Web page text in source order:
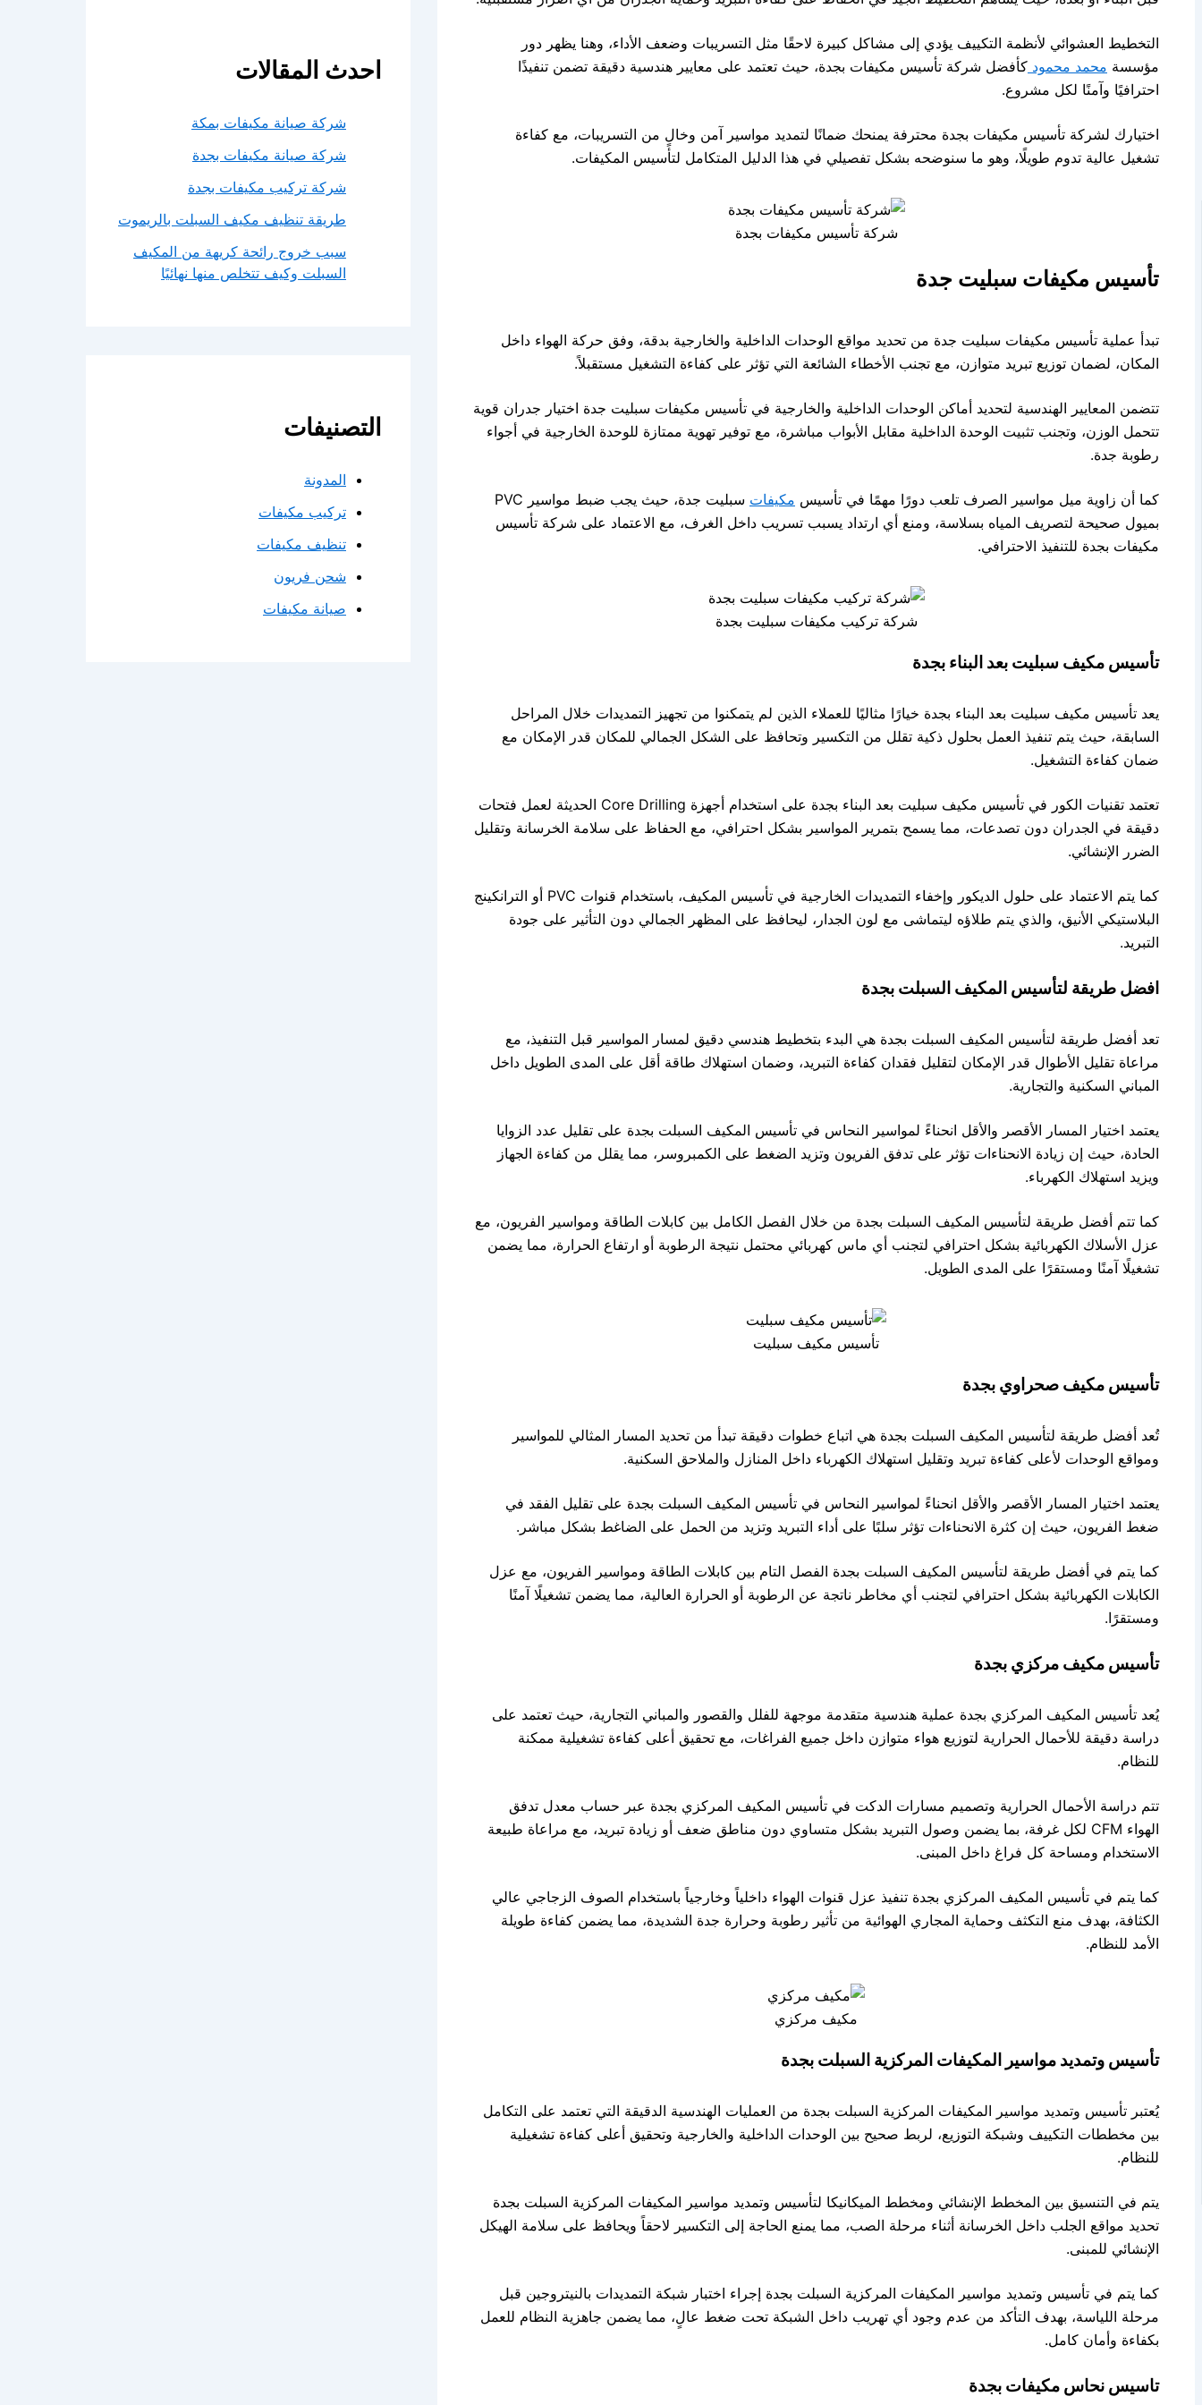
التخطيط العشوائي لأنظمة التكييف يؤدي إلى مشاكل كبيرة لاحقًا مثل التسريبات وضعف الأداء، وهنا يظهر دور
مؤسسة محمد محمود كأفضل شركة تأسيس مكيفات بجدة، حيث تعتمد على معايير هندسية دقيقة تضمن تنفيذًا
احترافيًا وآمنًا لكل مشروع.
اختيارك لشركة تأسيس مكيفات بجدة محترفة يمنحك ضمانًا لتمديد مواسير آمن وخالٍ من التسريبات، مع كفاءة
تشغيل عالية تدوم طويلًا، وهو ما سنوضحه بشكل تفصيلي في هذا الدليل المتكامل لتأسيس المكيفات.
شركة تأسيس مكيفات بجدة
تأسيس مكيفات سبليت جدة
تبدأ عملية تأسيس مكيفات سبليت جدة من تحديد مواقع الوحدات الداخلية والخارجية بدقة، وفق حركة الهواء داخل
المكان، لضمان توزيع تبريد متوازن، مع تجنب الأخطاء الشائعة التي تؤثر على كفاءة التشغيل مستقبلاً.
تتضمن المعايير الهندسية لتحديد أماكن الوحدات الداخلية والخارجية في تأسيس مكيفات سبليت جدة اختيار جدران قوية
تتحمل الوزن، وتجنب تثبيت الوحدة الداخلية مقابل الأبواب مباشرة، مع توفير تهوية ممتازة للوحدة الخارجية في أجواء
رطوبة جدة.
كما أن زاوية ميل مواسير الصرف تلعب دورًا مهمًا في تأسيس مكيفات
سبليت جدة، حيث يجب ضبط مواسير PVC
بميول صحيحة لتصريف المياه بسلاسة، ومنع أي ارتداد يسبب تسريب داخل الغرف، مع الاعتماد على شركة تأسيس
مكيفات بجدة للتنفيذ الاحترافي.
شركة تركيب مكيفات سبليت بجدة
تأسيس مكيف سبليت بعد البناء بجدة
يعد تأسيس مكيف سبليت بعد البناء بجدة خيارًا مثاليًا للعملاء الذين لم يتمكنوا من تجهيز التمديدات خلال المراحل
السابقة، حيث يتم تنفيذ العمل بحلول ذكية تقلل من التكسير وتحافظ على الشكل الجمالي للمكان قدر الإمكان مع
ضمان كفاءة التشغيل.
تعتمد تقنيات الكور في تأسيس مكيف سبليت بعد البناء بجدة على استخدام أجهزة Core Drilling الحديثة لعمل فتحات
دقيقة في الجدران دون تصدعات، مما يسمح بتمرير المواسير بشكل احترافي، مع الحفاظ على سلامة الخرسانة وتقليل
الضرر الإنشائي.
كما يتم الاعتماد على حلول الديكور وإخفاء التمديدات الخارجية في تأسيس المكيف، باستخدام قنوات PVC أو الترانكينج
البلاستيكي الأنيق، والذي يتم طلاؤه ليتماشى مع لون الجدار، ليحافظ على المظهر الجمالي دون التأثير على جودة
التبريد.
افضل طريقة لتأسيس المكيف السبلت بجدة
تعد أفضل طريقة لتأسيس المكيف السبلت بجدة هي البدء بتخطيط هندسي دقيق لمسار المواسير قبل التنفيذ، مع
مراعاة تقليل الأطوال قدر الإمكان لتقليل فقدان كفاءة التبريد، وضمان استهلاك طاقة أقل على المدى الطويل داخل
المباني السكنية والتجارية.
يعتمد اختيار المسار الأقصر والأقل انحناءً لمواسير النحاس في تأسيس المكيف السبلت بجدة على تقليل عدد الزوايا
الحادة، حيث إن زيادة الانحناءات تؤثر على تدفق الفريون وتزيد الضغط على الكمبروسر، مما يقلل من كفاءة الجهاز
ويزيد استهلاك الكهرباء.
كما تتم أفضل طريقة لتأسيس المكيف السبلت بجدة من خلال الفصل الكامل بين كابلات الطاقة ومواسير الفريون، مع
عزل الأسلاك الكهربائية بشكل احترافي لتجنب أي ماس كهربائي محتمل نتيجة الرطوبة أو ارتفاع الحرارة، مما يضمن
تشغيلًا آمنًا ومستقرًا على المدى الطويل.
تأسيس مكيف سبليت
تأسيس مكيف صحراوي بجدة
تُعد أفضل طريقة لتأسيس المكيف السبلت بجدة هي اتباع خطوات دقيقة تبدأ من تحديد المسار المثالي للمواسير
ومواقع الوحدات لأعلى كفاءة تبريد وتقليل استهلاك الكهرباء داخل المنازل والملاحق السكنية.
يعتمد اختيار المسار الأقصر والأقل انحناءً لمواسير النحاس في تأسيس المكيف السبلت بجدة على تقليل الفقد في
ضغط الفريون، حيث إن كثرة الانحناءات تؤثر سلبًا على أداء التبريد وتزيد من الحمل على الضاغط بشكل مباشر.
كما يتم في أفضل طريقة لتأسيس المكيف السبلت بجدة الفصل التام بين كابلات الطاقة ومواسير الفريون، مع عزل
الكابلات الكهربائية بشكل احترافي لتجنب أي مخاطر ناتجة عن الرطوبة أو الحرارة العالية، مما يضمن تشغيلًا آمنًا
ومستقرًا.
تأسيس مكيف مركزي بجدة
يُعد تأسيس المكيف المركزي بجدة عملية هندسية متقدمة موجهة للفلل والقصور والمباني التجارية، حيث تعتمد على
دراسة دقيقة للأحمال الحرارية لتوزيع هواء متوازن داخل جميع الفراغات، مع تحقيق أعلى كفاءة تشغيلية ممكنة
للنظام.
تتم دراسة الأحمال الحرارية وتصميم مسارات الدكت في تأسيس المكيف المركزي بجدة عبر حساب معدل تدفق
الهواء CFM لكل غرفة، بما يضمن وصول التبريد بشكل متساوي دون مناطق ضعف أو زيادة تبريد، مع مراعاة طبيعة
الاستخدام ومساحة كل فراغ داخل المبنى.
كما يتم في تأسيس المكيف المركزي بجدة تنفيذ عزل قنوات الهواء داخلياً وخارجياً باستخدام الصوف الزجاجي عالي
الكثافة، بهدف منع التكثف وحماية المجاري الهوائية من تأثير رطوبة وحرارة جدة الشديدة، مما يضمن كفاءة طويلة
الأمد للنظام.
مكيف مركزي
تأسيس وتمديد مواسير المكيفات المركزية السبلت بجدة
يُعتبر تأسيس وتمديد مواسير المكيفات المركزية السبلت بجدة من العمليات الهندسية الدقيقة التي تعتمد على التكامل
بين مخططات التكييف وشبكة التوزيع، لربط صحيح بين الوحدات الداخلية والخارجية وتحقيق أعلى كفاءة تشغيلية
للنظام.
يتم في التنسيق بين المخطط الإنشائي ومخطط الميكانيكا لتأسيس وتمديد مواسير المكيفات المركزية السبلت بجدة
تحديد مواقع الجلب داخل الخرسانة أثناء مرحلة الصب، مما يمنع الحاجة إلى التكسير لاحقاً ويحافظ على سلامة الهيكل
الإنشائي للمبنى.
كما يتم في تأسيس وتمديد مواسير المكيفات المركزية السبلت بجدة إجراء اختبار شبكة التمديدات بالنيتروجين قبل
مرحلة اللياسة، بهدف التأكد من عدم وجود أي تهريب داخل الشبكة تحت ضغط عالٍ، مما يضمن جاهزية النظام للعمل
بكفاءة وأمان كامل.
تاسيس نحاس مكيفات بجدة
احدث المقالات
شركة صيانة مكيفات بمكة
شركة صيانة مكيفات بجدة
شركة تركيب مكيفات بجدة
طريقة تنظيف مكيف السبلت بالريموت
سبب خروج رائحة كريهة من المكيف
السبلت وكيف تتخلص منها نهائيًا
التصنيفات
المدونة
تركيب مكيفات
تنظيف مكيفات
شحن فريون
صيانة مكيفات